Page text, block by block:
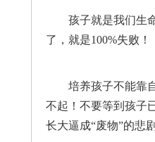
孩子就是我们生
了，就是100%失败！
培养孩子不能靠
不起！不要等到孩子
长大逼成“废物”的悲